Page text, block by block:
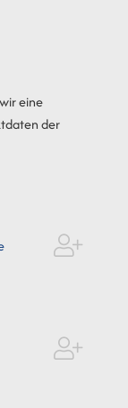
eine
der